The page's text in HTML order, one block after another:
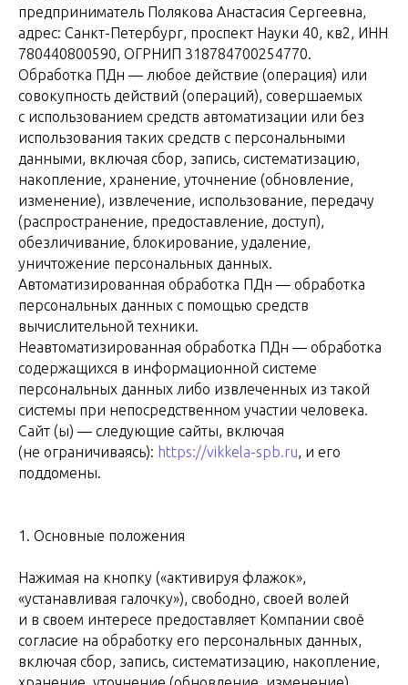
предприниматель Полякова Анастасия Сергеевна,
адрес: Санкт-Петербург, проспект Науки 40, кв2, ИНН
780440800590, ОГРНИП 318784700254770.
Обработка ПДн — любое действие (операция) или
совокупность действий (операций), совершаемых
с использованием средств автоматизации или без
использования таких средств с персональными
данными, включая сбор, запись, систематизацию,
накопление, хранение, уточнение (обновление,
изменение), извлечение, использование, передачу
(распространение, предоставление, доступ),
обезличивание, блокирование, удаление,
уничтожение персональных данных.
Автоматизированная обработка ПДн — обработка
персональных данных с помощью средств
вычислительной техники.
Неавтоматизированная обработка ПДн — обработка
содержащихся в информационной системе
персональных данных либо извлеченных из такой
системы при непосредственном участии человека.
Сайт (ы) — следующие сайты, включая
(не ограничиваясь): https://vikkela-spb.ru, и его
поддомены.
1. Основные положения
Нажимая на кнопку («активируя флажок»,
«устанавливая галочку»), свободно, своей волей
и в своем интересе предоставляет Компании своё
согласие на обработку его персональных данных,
включая сбор, запись, систематизацию, накопление,